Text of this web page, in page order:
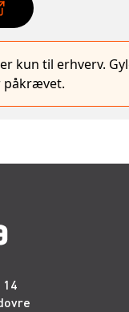
kun til erhverv.
påkrævet.